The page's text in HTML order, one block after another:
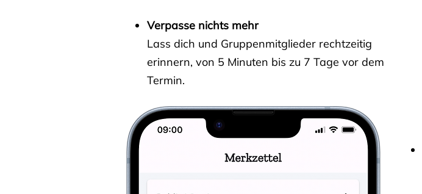
Verpasse nichts mehr
Lass dich und Gruppenmitglieder rechtzeitig
erinnern, von 5 Minuten bis zu 7 Tage vor dem
Termin.